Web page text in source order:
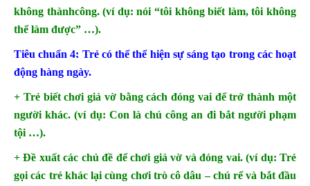
không thànhcông. (ví dụ: nói “tôi không biết làm, tôi không
thể làm được” …).
Tiêu chuẩn 4: Trẻ có thể thể hiện sự sáng tạo trong các hoạt
động hàng ngày.
+ Trẻ biết chơi giả vờ bằng cách đóng vai để trở thành một
người khác. (ví dụ: Con là chú công an đi bắt người phạm
tội …).
+ Đề xuất các chủ đề để chơi giả vờ và đóng vai. (ví dụ: Trẻ
gọi các trẻ khác lại cùng chơi trò cô dâu – chú rể và bắt đầu